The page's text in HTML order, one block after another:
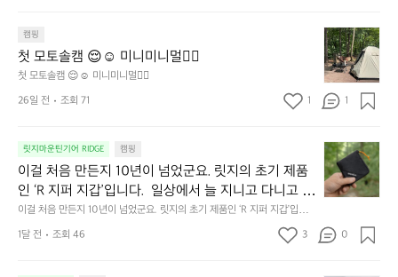
줍니다.  이 슬립 웜을 쓰는 것만으로 그곳은 나만의 밤
이 됩니다.  안녕히 주무세요.
밤이 됩니다.  안녕히 주무세요.
도
자
연
속
에
의
휴
식
에
도
이
중
캠핑
첫 모토솔캠 😌☺️ 미니미니멀👌🏼
첫 모토솔캠 😌☺️ 미니미니멀👌🏼
첫
모
토
솔
캠
☺️
미
니
미
멀
👌🏼
26일 전 조회 71 1 1
릿지마운틴기어 RIDGE 캠핑
이걸 처음 만든지 10년이 넘었군요. 릿지의 초기 제품
인 ‘R 지퍼 지갑’입니다.  일상에서 늘 지니고 다니고 싶
어지는 물건에는 크기, 무게, 형태, 색감 사이의 아주 미
묘한 밸런스가 존재합니다.  예를 들자면 일에 집중하
느라 책상 위 가장자리에 대충 걸쳐 놓아도 시야에 걸
이걸 처음 만든지 10년이 넘었군요. 릿지의 초기 제품인 ‘R 지퍼 지갑’입니
다.  일상에서 늘 지니고 다니고 싶어지는 물건에는 크기, 무게, 형태, 색감
사이의 아주 미묘한 밸런스가 존재합니다.  예를 들자면 일에 집중하느라 책
이
걸
처
음
든
1달 전 조회 46 3 0